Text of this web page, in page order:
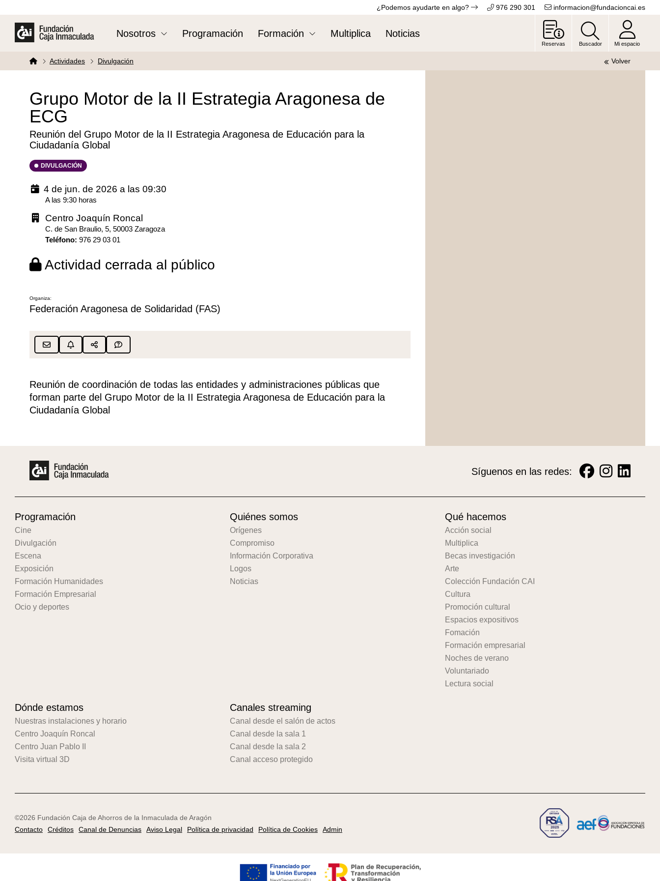
¿Podemos ayudarte en algo? 976 290 301 informacion@fundacioncai.es
Nosotros Programación Formación Multiplica Noticias
Reservas Buscador Mi espacio
Actividades Divulgación Volver
Grupo Motor de la II Estrategia Aragonesa de
ECG
Reunión del Grupo Motor de la II Estrategia Aragonesa de Educación para la
Ciudadanía Global
DIVULGACIÓN
4 de jun. de 2026 a las 09:30
A las 9:30 horas
Centro Joaquín Roncal
C. de San Braulio, 5, 50003 Zaragoza
Teléfono: 976 29 03 01
Actividad cerrada al público
Organiza:
Federación Aragonesa de Solidaridad (FAS)
Reunión de coordinación de todas las entidades y administraciones públicas que
forman parte del Grupo Motor de la II Estrategia Aragonesa de Educación para la
Ciudadanía Global
Síguenos en las redes:
Programación
Cine
Divulgación
Escena
Exposición
Formación Humanidades
Formación Empresarial
Ocio y deportes
Quiénes somos
Orígenes
Compromiso
Información Corporativa
Logos
Noticias
Qué hacemos
Acción social
Multiplica
Becas investigación
Arte
Colección Fundación CAI
Cultura
Promoción cultural
Espacios expositivos
Fomación
Formación empresarial
Noches de verano
Voluntariado
Lectura social
Dónde estamos
Nuestras instalaciones y horario
Centro Joaquín Roncal
Centro Juan Pablo II
Visita virtual 3D
Canales streaming
Canal desde el salón de actos
Canal desde la sala 1
Canal desde la sala 2
Canal acceso protegido
©2026 Fundación Caja de Ahorros de la Inmaculada de Aragón
Contacto
Créditos Canal de Denuncias Aviso Legal Política de privacidad Política de Cookies Admin